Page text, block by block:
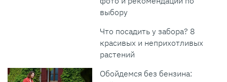
выбору
Что посадить у забора? 8
красивых и неприхотливых
растений
Обойдемся без бензина: